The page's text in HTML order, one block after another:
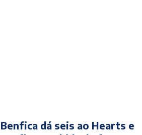
Benfica dá seis ao Hearts e